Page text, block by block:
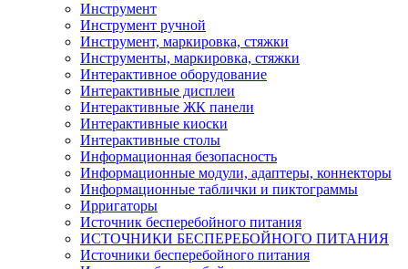
Инструмент
Инструмент ручной
Инструмент, маркировка, стяжки
Инструменты, маркировка, стяжки
Интерактивное оборудование
Интерактивные дисплеи
Интерактивные ЖК панели
Интерактивные киоски
Интерактивные столы
Информационная безопасность
Информационные модули, адаптеры, коннекторы
Информационные таблички и пиктограммы
Ирригаторы
Источник бесперебойного питания
ИСТОЧНИКИ БЕСПЕРЕБОЙНОГО ПИТАНИЯ
Источники бесперебойного питания